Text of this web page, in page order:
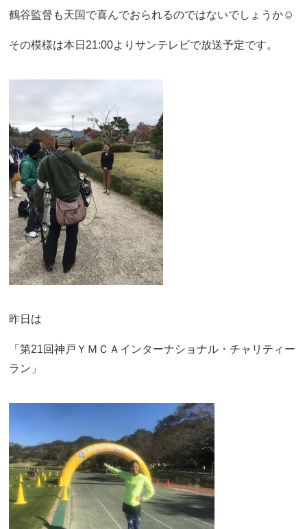
鶴谷監督も天国で喜んでおられるのではないでしょうか☺️
その模様は本日21:00よりサンテレビで放送予定です。
昨日は
「第21回神戸ＹＭＣＡインターナショナル・チャリティー
ラン」